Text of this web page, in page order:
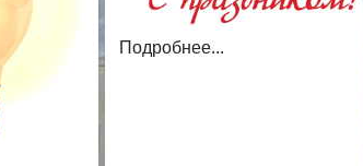
Подробнее...